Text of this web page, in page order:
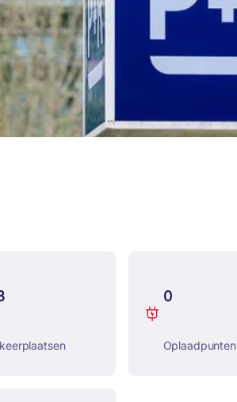
0
Oplaadpunten